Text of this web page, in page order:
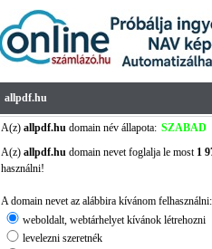
allpdf.hu
A(z) allpdf.hudomain név állapota: SZABAD
A(z) allpdf.hudomain nevet foglalja le most 1
használni!
A domain nevet az alábbira kívánom felhasználni:
weboldalt, webtárhelyet kívánok létrehozni
levelezni szeretnék